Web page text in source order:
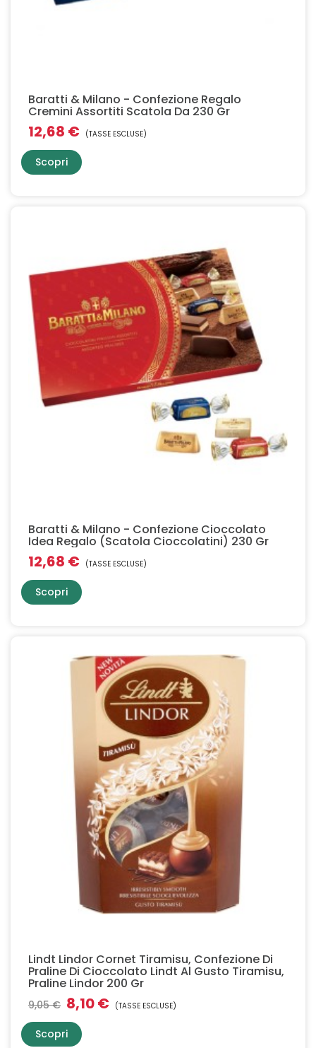
Baratti & Milano - Confezione Regalo
Cremini Assortiti Scatola Da 230 Gr
12,68 € (TASSE ESCLUSE)
Scopri
Baratti & Milano - Confezione Cioccolato
Idea Regalo (Scatola Cioccolatini) 230 Gr
12,68 € (TASSE ESCLUSE)
Scopri
Lindt Lindor Cornet Tiramisu, Confezione Di
Praline Di Cioccolato Lindt Al Gusto Tiramisu,
Praline Lindor 200 Gr
9,05 € 8,10 € (TASSE ESCLUSE)
Scopri